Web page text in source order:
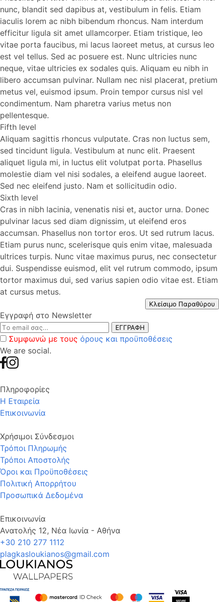
nunc, blandit sed dapibus at, vestibulum in felis. Etiam
iaculis lorem ac nibh bibendum rhoncus. Nam interdum
efficitur ligula sit amet ullamcorper. Etiam tristique, leo
vitae porta faucibus, mi lacus laoreet metus, at cursus leo
est vel tellus. Sed ac posuere est. Nunc ultricies nunc
neque, vitae ultricies ex sodales quis. Aliquam eu nibh in
libero accumsan pulvinar. Nullam nec nisl placerat, pretium
metus vel, euismod ipsum. Proin tempor cursus nisl vel
condimentum. Nam pharetra varius metus non
pellentesque.
Fifth level
Aliquam sagittis rhoncus vulputate. Cras non luctus sem,
sed tincidunt ligula. Vestibulum at nunc elit. Praesent
aliquet ligula mi, in luctus elit volutpat porta. Phasellus
molestie diam vel nisi sodales, a eleifend augue laoreet.
Sed nec eleifend justo. Nam et sollicitudin odio.
Sixth level
Cras in nibh lacinia, venenatis nisi et, auctor urna. Donec
pulvinar lacus sed diam dignissim, ut eleifend eros
accumsan. Phasellus non tortor eros. Ut sed rutrum lacus.
Etiam purus nunc, scelerisque quis enim vitae, malesuada
ultrices turpis. Nunc vitae maximus purus, nec consectetur
dui. Suspendisse euismod, elit vel rutrum commodo, ipsum
tortor maximus dui, sed varius sapien odio vitae est. Etiam
at cursus metus.
Κλείσιμο Παραθύρου
Εγγραφή στο Newsletter
ΕΓΓΡΑΦΗ
Συμφωνώ με τους όρους και προϋποθέσεις
We are social.
Πληροφορίες
Η Εταιρεία
Επικοινωνία
Χρήσιμοι Σύνδεσμοι
Τρόποι Πληρωμής
Τρόποι Αποστολής
Όροι και Προϋποθέσεις
Πολιτική Απορρήτου
Προσωπικά Δεδομένα
Επικοινωνία
Ανατολής 12, Νέα Ιωνία - Αθήνα
+30 210 277 1112
plagkasloukianos@gmail.com